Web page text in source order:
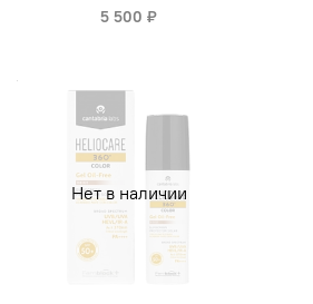
5 500 ₽
Нет в наличии